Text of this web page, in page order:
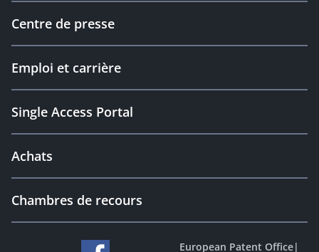
Centre de presse
Emploi et carrière
Single Access Portal
Achats
Chambres de recours
European Patent Office|